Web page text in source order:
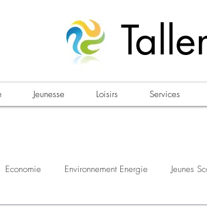
Jeunesse Loisirs Services
Economie Environnement Energie Jeunes